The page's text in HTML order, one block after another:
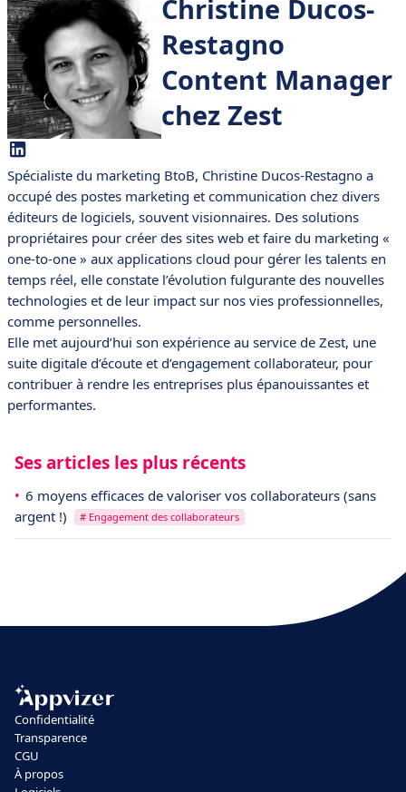
Christine Ducos-
Restagno
Content Manager
chez Zest
Spécialiste du marketing BtoB, Christine Ducos-Restagno a
occupé des postes marketing et communication chez divers
éditeurs de logiciels, souvent visionnaires. Des solutions
propriétaires pour créer des sites web et faire du marketing «
one-to-one » aux applications cloud pour gérer les talents en
temps réel, elle constate l’évolution fulgurante des nouvelles
technologies et de leur impact sur nos vies professionnelles,
comme personnelles.
Elle met aujourd’hui son expérience au service de Zest, une
suite digitale d’écoute et d’engagement collaborateur, pour
contribuer à rendre les entreprises plus épanouissantes et
performantes.
Ses articles les plus récents
6 moyens efficaces de valoriser vos collaborateurs (sans
argent !)
# Engagement des collaborateurs
Confidentialité
Transparence
CGU
À propos